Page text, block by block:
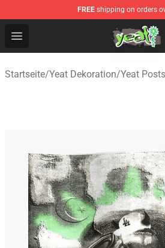
FREE shipping on orders
Open menu
Yeat Shop - Official Yeat
Startseite/Yeat Dekoration/Yeat Posts